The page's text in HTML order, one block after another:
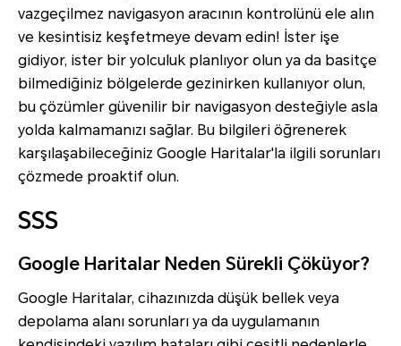
vazgeçilmez navigasyon aracının kontrolünü ele alın
ve kesintisiz keşfetmeye devam edin! İster işe
gidiyor, ister bir yolculuk planlıyor olun ya da basitçe
bilmediğiniz bölgelerde gezinirken kullanıyor olun,
bu çözümler güvenilir bir navigasyon desteğiyle asla
yolda kalmamanızı sağlar. Bu bilgileri öğrenerek
karşılaşabileceğiniz Google Haritalar'la ilgili sorunları
çözmede proaktif olun.
SSS
Google Haritalar Neden Sürekli Çöküyor?
Google Haritalar, cihazınızda düşük bellek veya
depolama alanı sorunları ya da uygulamanın